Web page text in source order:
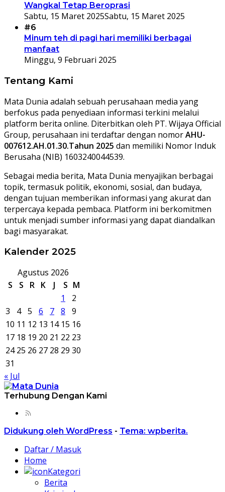
Wangkal Tetap Beroprasi
Sabtu, 15 Maret 2025Sabtu, 15 Maret 2025
#6
Minum teh di pagi hari memiliki berbagai
manfaat
Minggu, 9 Februari 2025
Tentang Kami
Mata Dunia adalah sebuah perusahaan media yang
berfokus pada penyediaan informasi terkini melalui
platform berita online. Diterbitkan oleh PT. Wijaya Official
Group, perusahaan ini terdaftar dengan nomorAHU-
007612.AH.01.30.Tahun 2025 dan memiliki Nomor Induk
Berusaha (NIB) 1603240044539.
Sebagai media berita, Mata Dunia menyajikan berbagai
topik, termasuk politik, ekonomi, sosial, dan budaya,
dengan tujuan memberikan informasi yang akurat dan
terpercaya kepada pembaca. Platform ini berkomitmen
untuk menjadi sumber informasi yang dapat diandalkan
bagi masyarakat.
Kalender 2025
Agustus 2026
S
S R K J S M
1
2
3
4 5 6 7 8
9
10 11 12 13 14 15 16
17 18 19 20 21 22 23
24 25 26 27 28 29 30
31
« Jul
Terhubung Dengan Kami
Didukung oleh WordPress - Tema: wpberita.
Daftar / Masuk
Home
Kategori
Berita